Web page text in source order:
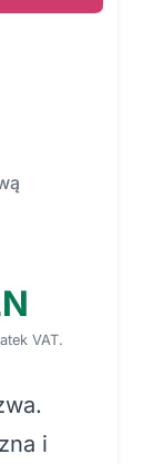
VAT.
i